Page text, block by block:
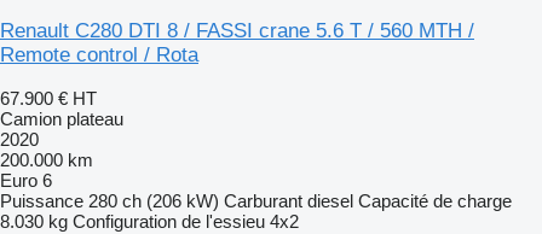
Renault C280 DTI 8 / FASSI crane 5.6 T / 560 MTH /
Remote control / Rota
67.900 € HT
Camion plateau
2020
200.000 km
Euro 6
Puissance 280 ch (206 kW) Carburant diesel Capacité de charge
8.030 kg Configuration de l'essieu 4x2